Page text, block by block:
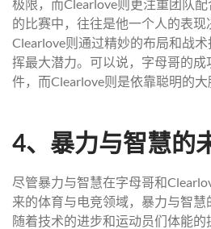
极限，而Clearlove则更注重团队
的比赛中，往往是他一个人的表
Clearlove则通过精妙的布局和战
挥最大潜力。可以说，字母哥的
件，而Clearlove则是依靠聪明的大
4、暴力与智慧的
尽管暴力与智慧在字母哥和
来的体育与电竞领域，暴力与智慧
随着技术的进步和运动员们体能